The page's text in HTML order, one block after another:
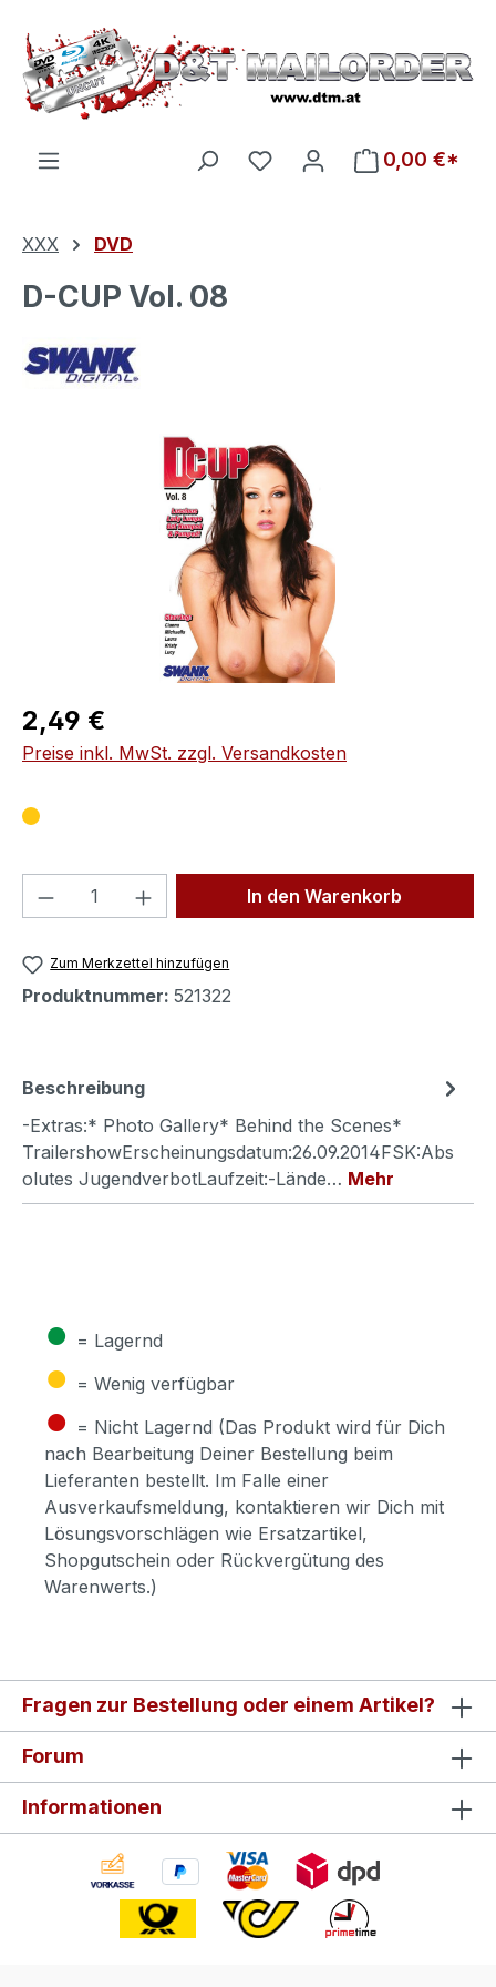
Zum Hauptinhalt springen
Du hast 0 Produkte auf
0,00 €*
XXX DVD
D-CUP Vol. 08
Bildergalerie überspringen
Regulärer Preis:
2,49 €
Preise inkl. MwSt. zzgl. Versandkosten
Produkt Anzahl: Gib denIn den Warenkorb
Zum Merkzettel hinzufügen
Produktnummer: 521322
Beschreibung
-Extras:* Photo Gallery* Behind the Scenes*
TrailershowErscheinungsdatum:26.09.2014FSK:Abs
olutes JugendverbotLaufzeit:-Lände… Mehr
● = Lagernd
● = Wenig verfügbar
● = Nicht Lagernd (Das Produkt wird für Dich
nach Bearbeitung Deiner Bestellung beim
Lieferanten bestellt. Im Falle einer
Ausverkaufsmeldung, kontaktieren wir Dich mit
Lösungsvorschlägen wie Ersatzartikel,
Shopgutschein oder Rückvergütung des
Warenwerts.)
Fragen zur Bestellung oder einem Artikel?
Forum
Informationen